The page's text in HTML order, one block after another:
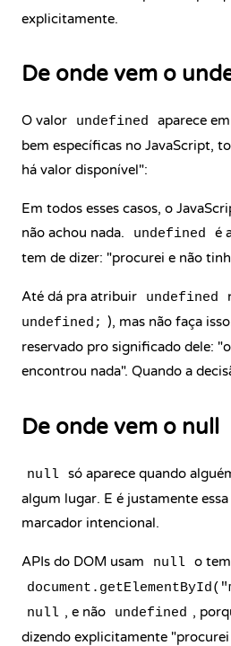
explicitamente.
De onde vem o
O valor undefined
aparece
bem específicas no JavaScript,
há valor disponível":
Em todos esses casos, o
não achou nada.
undefined
é
tem de dizer: "procurei e não
Até dá pra atribuir undefined
undefined; ), mas não faça
reservado pro significado dele:
encontrou nada". Quando a
De onde vem o null
null só aparece quando
algum lugar. E é justamente
marcador intencional.
APIs do DOM usam null o
null , e não undefined ,
dizendo explicitamente "procurei